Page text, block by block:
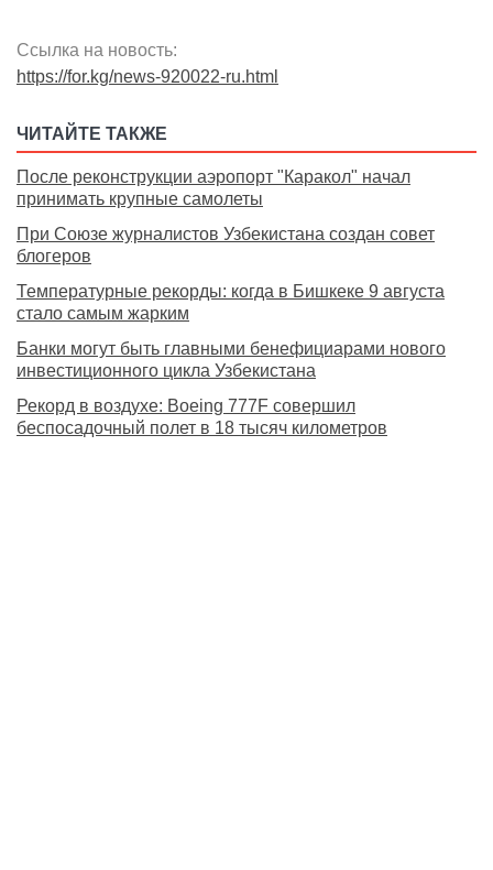
Ссылка на новость:
https://for.kg/news-920022-ru.html
ЧИТАЙТЕ ТАКЖЕ
После реконструкции аэропорт "Каракол" начал
принимать крупные самолеты
При Союзе журналистов Узбекистана создан совет
блогеров
Температурные рекорды: когда в Бишкеке 9 августа
стало самым жарким
Банки могут быть главными бенефициарами нового
инвестиционного цикла Узбекистана
Рекорд в воздухе: Boeing 777F совершил
беспосадочный полет в 18 тысяч километров